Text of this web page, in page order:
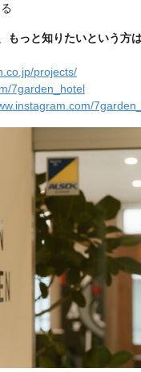
もっと知りたいという方
projects/
7garden_hotel